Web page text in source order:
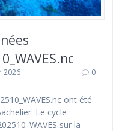
2026 0
ont été
Le cycle
sur la